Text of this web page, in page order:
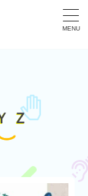
MENU
Ｚ